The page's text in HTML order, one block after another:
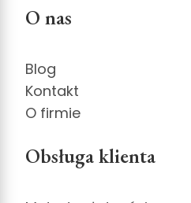
Linki w stopce
O nas
Blog
Kontakt
O firmie
Obsługa klienta